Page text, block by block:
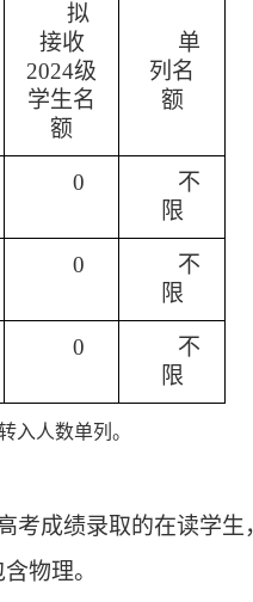
拟
接收
2024级
学生名
额
单
列名
额
0
不
限
0
不
限
0
不
限
入人数单列 。
考成绩录取的在读学
物理。